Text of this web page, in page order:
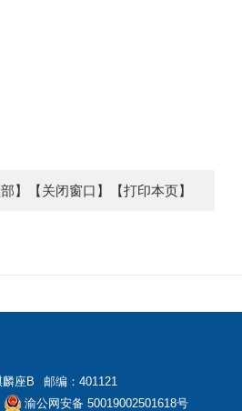
】 【关闭窗口】 【打印本页】
座B
邮编：401121
渝公网安备 50019002501618号